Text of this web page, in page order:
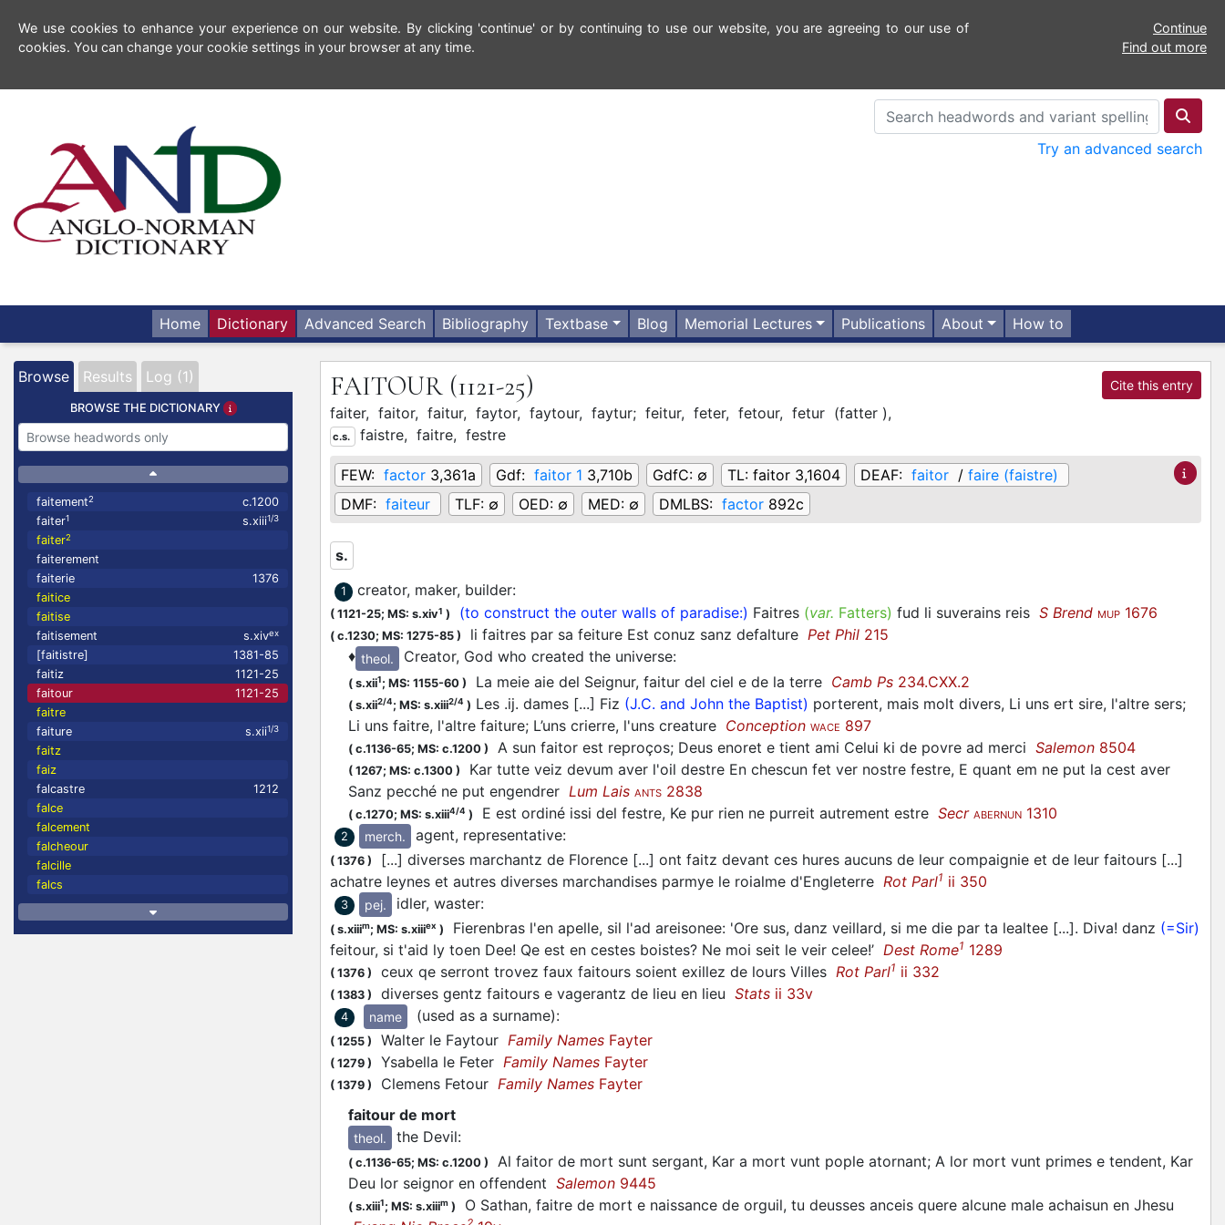
We use cookies to enhance your experience on our website. By clicking 'continue' or by continuing to use our website, you are agreeing to our use of
cookies. You can change your cookie settings in your browser at any time.
Continue
Find out more
Try an advanced search
Home Dictionary Advanced Search Bibliography Textbase Blog Memorial Lectures Publications About How to
Browse Results Log (1)
BROWSE THE DICTIONARY
faitement2
c.1200
faiter1 s.xiii1/3
faiter2
faiterement
faiterie
1376
faitice
faitise
faitisement
s.xivex
[faitistre]
1381-85
faitiz
1121-25
faitour
1121-25
faitre
faiture
s.xii1/3
faitz
faiz
falcastre
1212
falce
falcement
falcheour
falcille
falcs
FAITOUR (1121-25) Cite this entry
faiter, faitor, faitur, faytor, faytour, faytur; feitur, feter, fetour, fetur (fatter ),
c.s. faistre, faitre, festre
FEW: factor 3,361a Gdf: faitor 1 3,710b GdfC: ∅ TL: faitor 3,1604 DEAF: faitor / faire (faistre)
DMF: faiteur TLF: ∅ OED: ∅ MED: ∅ DMLBS: factor 892c
s.
1 creator, maker, builder:
( 1121-25; MS: s.xiv1 ) (to construct the outer walls of paradise:) Faitres (var. Fatters) fud li suverains reis S Brend MUP 1676
( c.1230; MS: 1275-85 ) li faitres par sa feiture Est conuz sanz defalture Pet Phil 215
♦ theol. Creator, God who created the universe:
( s.xii1; MS: 1155-60 ) La meie aie del Seignur, faitur del ciel e de la terre Camb Ps 234.CXX.2
( s.xii2/4; MS: s.xiii2/4 ) Les .ij. dames [...] Fiz (J.C. and John the Baptist) porterent, mais molt divers, Li uns ert sire, l'altre sers;
Li uns faitre, l'altre faiture; L’uns crierre, l'uns creature Conception WACE 897
( c.1136-65; MS: c.1200 ) A sun faitor est reproços; Deus enoret e tient ami Celui ki de povre ad merci Salemon 8504
( 1267; MS: c.1300 ) Kar tutte veiz devum aver l'oil destre En chescun fet ver nostre festre, E quant em ne put la cest aver
Sanz pecché ne put engendrer Lum Lais ANTS 2838
( c.1270; MS: s.xiii4/4 ) E est ordiné issi del festre, Ke pur rien ne purreit autrement estre Secr ABERNUN 1310
2 merch. agent, representative:
( 1376 )
[...] diverses marchantz de Florence [...] ont faitz devant ces hures aucuns de leur compaignie et de leur faitours [...]
achatre leynes et autres diverses marchandises parmye le roialme d'Engleterre Rot Parl1 ii 350
3 pej. idler, waster:
( s.xiiim; MS: s.xiiiex ) Fierenbras l'en apelle, sil l'ad areisonee: 'Ore sus, danz veillard, si me die par ta lealtee [...]. Diva! danz (=Sir)
feitour, si t'aid ly toen Dee! Qe est en cestes boistes? Ne moi seit le veir celee!’ Dest Rome1 1289
( 1376 ) ceux qe serront trovez faux faitours soient exillez de lours Villes Rot Parl1 ii 332
( 1383 ) diverses gentz faitours e vagerantz de lieu en lieu Stats ii 33v
4 name (used as a surname):
( 1255 ) Walter le Faytour Family Names Fayter
( 1279 ) Ysabella le Feter Family Names Fayter
( 1379 ) Clemens Fetour Family Names Fayter
faitour de mort
theol. the Devil:
( c.1136-65; MS: c.1200 )
Al faitor de mort sunt sergant, Kar a mort vunt pople atornant; A lor mort vunt primes e tendent, Kar
Deu lor seignor en offendent Salemon 9445
( s.xiii1; MS: s.xiiim )
O Sathan, faitre de mort e naissance de orguil, tu deusses anceis quere alcune male achaisun en Jhesu